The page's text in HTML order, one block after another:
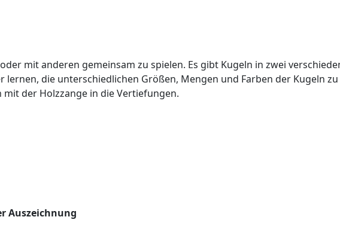
mit anderen gemeinsam zu spielen. Es gibt Kugeln in zwei
die unterschiedlichen Größen, Mengen und Farben der Kugeln
der Holzzange in die Vertiefungen.
Auszeichnung